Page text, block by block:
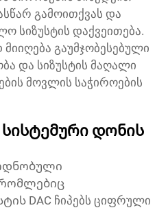
გამოითქვას და
სიზუსტის დაქვეითება.
გაუმჯობესებული
და სიზუსტის მაღალი
მოვლის საჭიროების
დონის
DAC ჩიპებს ციფრული